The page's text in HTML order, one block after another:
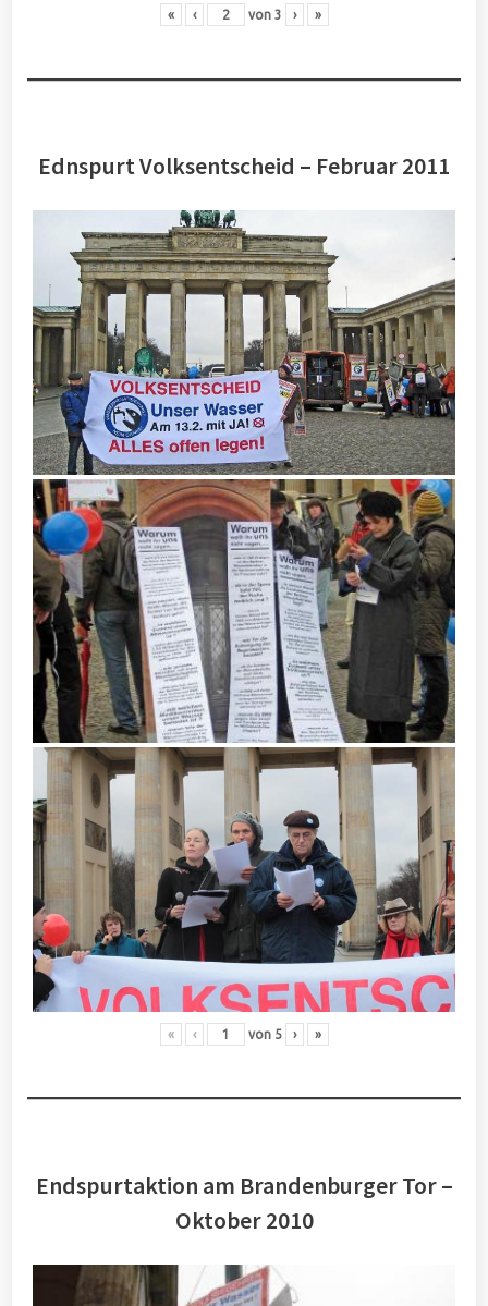
« ‹ von 3 › »
Ednspurt Volksentscheid – Februar 2011
« ‹ von 5 › »
Endspurtaktion am Brandenburger Tor –
Oktober 2010